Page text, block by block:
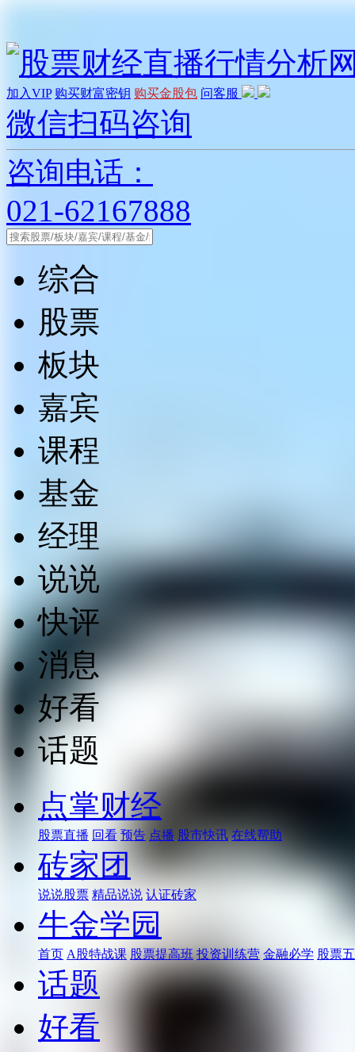
加入VIP 购买财富密钥 购买金股包 问客服
微信扫码咨询
咨询电话：
021-62167888
综合
股票
板块
嘉宾
课程
基金
经理
说说
快评
消息
好看
话题
点掌财经
股票直播 回看 预告 点播 股市快讯 在线帮助
砖家团
说说股票 精品说说 认证砖家
牛金学园
首页 A股特战课 股票提高班 投资训练营 金融必学 股票
话题
好看